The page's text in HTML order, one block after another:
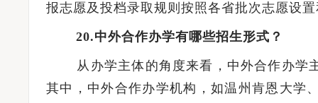
报志愿及投档录取规则按照各省批次志愿设
20.中外合作办学有哪些招生形式？
从办学主体的角度来看，中外合作办学主
其中，中外合作办学机构，如温州肯恩大学